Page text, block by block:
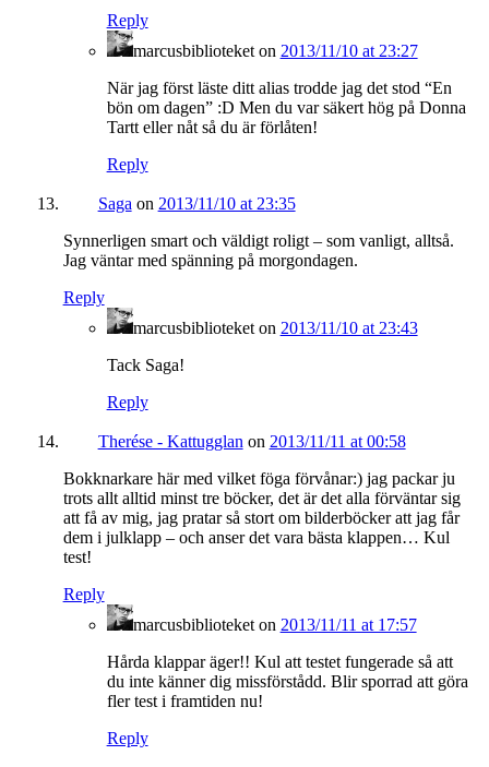
Reply
marcusbiblioteketon 2013/11/10 at 23:27
När jag först läste ditt alias trodde jag det stod “En
bön om dagen” :D Men du var säkert hög på Donna
Tartt eller nåt så du är förlåten!
Reply
Saga on 2013/11/10 at 23:35
Synnerligen smart och väldigt roligt – som vanligt, alltså.
Jag väntar med spänning på morgondagen.
Reply
marcusbiblioteketon 2013/11/10 at 23:43
Tack Saga!
Reply
Therése - Kattugglan on 2013/11/11 at 00:58
Bokknarkare här med vilket föga förvånar:) jag packar ju
trots allt alltid minst tre böcker, det är det alla förväntar sig
att få av mig, jag pratar så stort om bilderböcker att jag får
dem i julklapp – och anser det vara bästa klappen… Kul
test!
Reply
marcusbiblioteketon 2013/11/11 at 17:57
Hårda klappar äger!! Kul att testet fungerade så att
du inte känner dig missförstådd. Blir sporrad att göra
fler test i framtiden nu!
Reply